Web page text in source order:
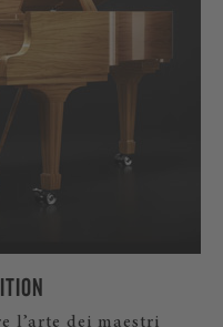
l’arte dei maestri